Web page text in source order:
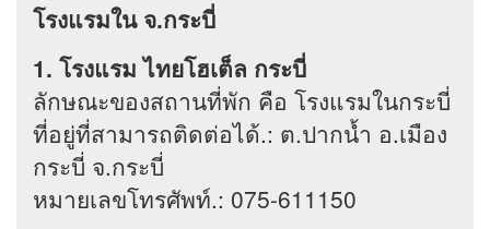
โรงแรมใน จ.กระบี่
1. โรงแรม ไทยโฮเต็ล กระบี่
ลักษณะของสถานที่พัก คือ โรงแรมในกระบี่
ที่อยู่ที่สามารถติดต่อได้.: ต.ปากน้ำ อ.เมือง
กระบี่ จ.กระบี่
หมายเลขโทรศัพท์.: 075-611150